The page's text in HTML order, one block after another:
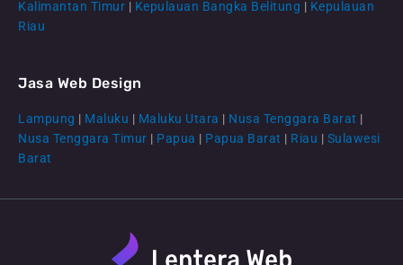
CS Lenteraweb
Kalimantan Timur | Kepulauan Bangka Belitung | Kepulauan
Riau
Jasa Web Design
Lampung | Maluku | Maluku Utara | Nusa Tenggara Barat |
Nusa Tenggara Timur | Papua | Papua Barat | Riau | Sulawesi
Barat